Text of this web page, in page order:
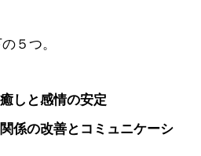
５つ。
しと感情の安定
係の改善とコミュニケーシ